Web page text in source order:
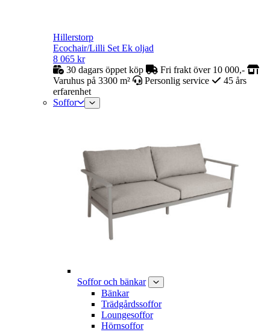
Hillerstorp
Ecochair/Lilli Set Ek oljad
8 065 kr
30 dagars öppet köp
Fri frakt över 10 000,-
Varuhus på 3300 m²
Personlig service
45 års
erfarenhet
Soffor
Soffor och bänkar
Bänkar
Trädgårdssoffor
Loungesoffor
Hörnsoffor